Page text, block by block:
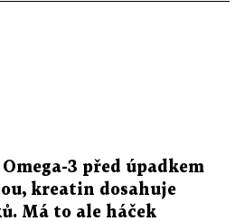
3 před úpadkem
kreatin dosahuje
Má to ale háček